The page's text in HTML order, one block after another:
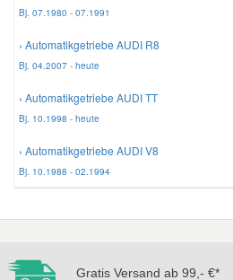
Bj. 07.1980 - 07.1991
› Automatikgetriebe AUDI R8
Bj. 04.2007 - heute
› Automatikgetriebe AUDI TT
Bj. 10.1998 - heute
› Automatikgetriebe AUDI V8
Bj. 10.1988 - 02.1994
Gratis Versand ab 99,- €*